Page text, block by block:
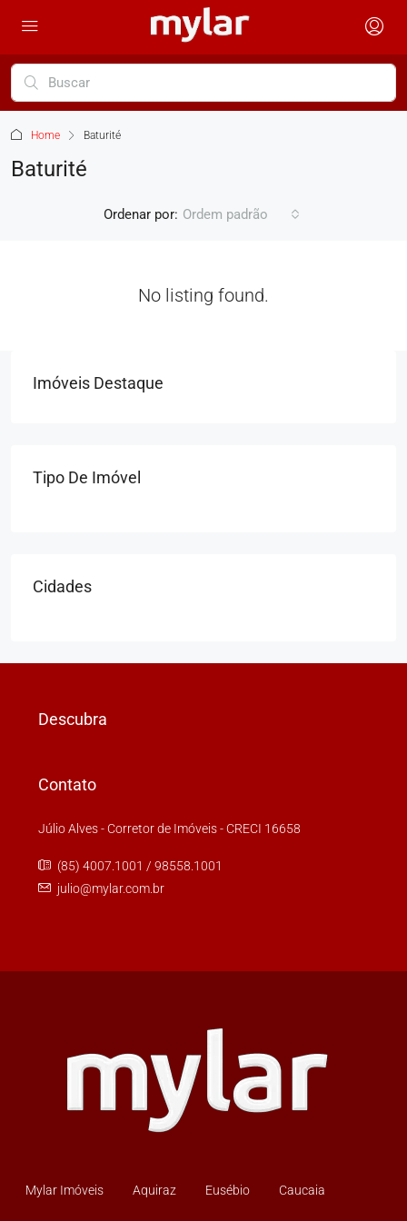
Home Baturité
Baturité
Ordenar por: Ordem padrão
No listing found.
Imóveis Destaque
Tipo De Imóvel
Cidades
Descubra
Contato
Júlio Alves - Corretor de Imóveis - CRECI 16658
(85) 4007.1001 / 98558.1001
julio@mylar.com.br
Mylar Imóveis Aquiraz Eusébio Caucaia